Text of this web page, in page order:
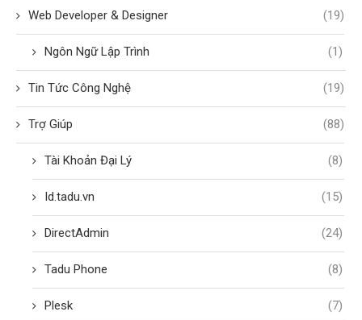
Web Developer & Designer (19)
Ngôn Ngữ Lập Trình (1)
Tin Tức Công Nghệ (19)
Trợ Giúp (88)
Tài Khoản Đại Lý (8)
Id.tadu.vn (15)
DirectAdmin (24)
Tadu Phone (8)
Plesk (7)